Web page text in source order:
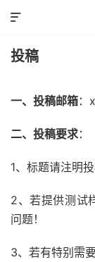

投稿
一、投稿邮箱：
二、投稿要求：
1、标题请注明投
2、若提供测试
问题！
3、若有特别需